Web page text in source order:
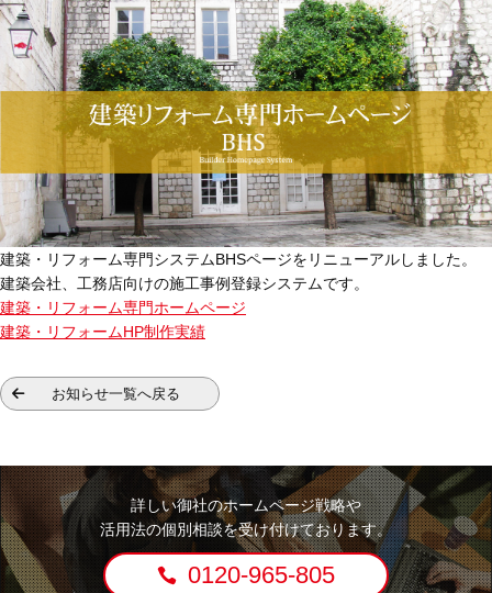
建築・リフォーム専門システムBHSページをリニューアルしました。
建築会社、工務店向けの施工事例登録システムです。
建築・リフォーム専門ホームページ
建築・リフォームHP制作実績
お知らせ一覧へ戻る
詳しい御社のホームページ戦略や
活用法の個別相談を受け付けております。
0120-965-805